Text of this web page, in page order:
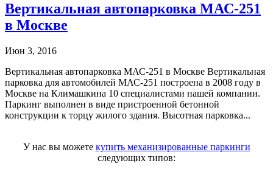
Вертикальная автопарковка МАС-251
в Москве
Июн 3, 2016
Вертикальная автопарковка МАС-251 в Москве Вертикальная
парковка для автомобилей МАС-251 построена в 2008 году в
Москве на Климашкина 10 специалистами нашей компании.
Паркинг выполнен в виде пристроенной бетонной
конструкции к торцу жилого здания. Высотная парковка...
У нас вы можете купить механизированные паркинги
следующих типов: